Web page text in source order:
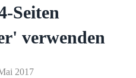
Seiten
verwenden
2017